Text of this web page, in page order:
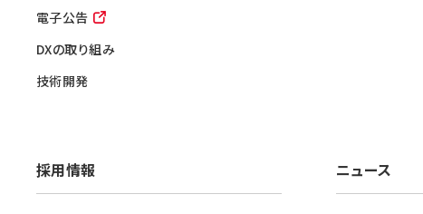
電子公告
DXの取り組み
技術開発
採用情報 ニュース